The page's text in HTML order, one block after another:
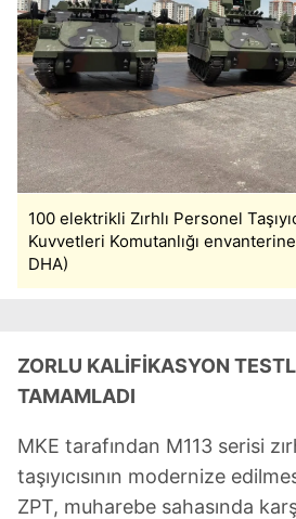
100 elektrikli Zırhlı Personel
Kuvvetleri Komutanlığı
DHA)
ZORLU KALİFİKASYON
TAMAMLADI
MKE tarafından M113 serisi
taşıyıcısının modernize
ZPT, muharebe sahasında